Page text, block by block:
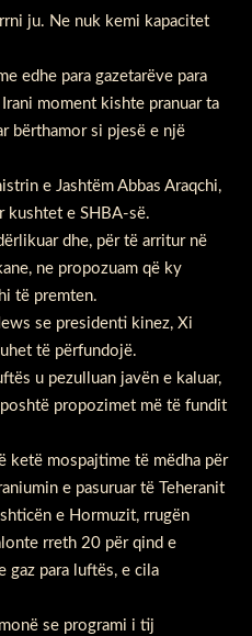
ju. Ne nuk kemi kapacitet
edhe para gazetarëve para
moment kishte pranuar ta
bërthamor si pjesë e një
e Jashtëm Abbas Araqchi,
kushtet e SHBA-së.
dhe, për të arritur në
ne propozuam që ky
të premten.
se presidenti kinez, Xi
të përfundojë.
u pezulluan javën e kaluar,
propozimet më të fundit
ketë mospajtime të mëdha për
e pasuruar të Teheranit
e Hormuzit, rrugën
rreth 20 për qind e
gaz para luftës, e cila
se programi i tij